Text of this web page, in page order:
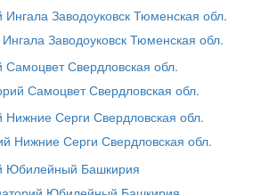
Заводоуковск Тюменская обл.
Самоцвет Свердловская обл.
Нижние Серги Свердловская обл.